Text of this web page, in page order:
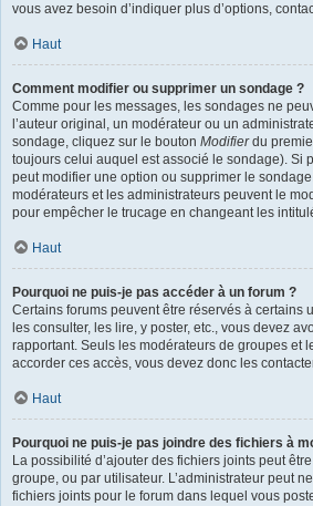
vous avez besoin d’indiquer plus d’options,
Haut
Comment modifier ou supprimer un sondage ?
Comme pour les messages, les sondages ne
l’auteur original, un modérateur ou un
sondage, cliquez sur le bouton Modifierdu
toujours celui auquel est associé le sondage). Si
peut modifier une option ou supprimer le
modérateurs et les administrateurs peuvent le
pour empêcher le trucage en changeant les
Haut
Pourquoi ne puis-je pas accéder à un forum ?
Certains forums peuvent être réservés à certains
les consulter, les lire, y poster, etc., vous devez
rapportant. Seuls les modérateurs de groupes et
accorder ces accès, vous devez donc les
Haut
Pourquoi ne puis-je pas joindre des fichiers à
La possibilité d’ajouter des fichiers joints peut
groupe, ou par utilisateur. L’administrateur peut
fichiers joints pour le forum dans lequel vous